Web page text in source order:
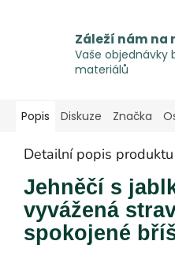
Záleží nám na
Vaše objednávky
materiálů
Popis Diskuze Značka
Detailní popis produktu
Jehněčí s
vyvážená
spokojené